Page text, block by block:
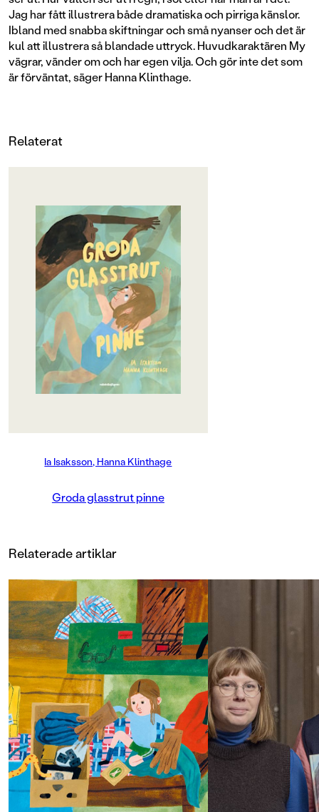
Jag har fått illustrera både dramatiska och pirriga känslor.
Ibland med snabba skiftningar och små nyanser och det är
kul att illustrera så blandade uttryck. Huvudkaraktären My
vägrar, vänder om och har egen vilja. Och gör inte det som
är förväntat, säger Hanna Klinthage.
Relaterat
OM BOKEN
”En pärla! Helhetsbetyg: 5 av 5.”
Christina Wedenmark,
Bibliotektsjänst
My har sommarlov och pappa vill
att hon ska lära sig simma. Det vill
inte My. Det finns ju maneter. Och
krabbor! Men pappa tjatar. Han tror
att My kan få sommarkompisar på
simskolan. My tittar på sin nya fina
baddräkt, den är skimrande blå
med en regnbåge. ”Okej då”, säger
hon till slut.Groda, glasstrut, pinne
simtag. Det verkar så lätt för dem,
bryggan träffar My en annan
en idé – kanske kan man träna
simtagen på stranden först?
sommarvarm och färgsprakande
att våga göra saker man är rädd för
– i sin egen takt.
Ia Isaksson, Hanna Klinthage
Groda glasstrut pinne
Relaterade artiklar